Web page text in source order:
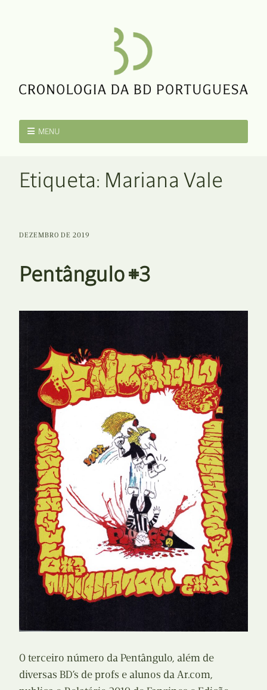
MENU
Etiqueta: Mariana Vale
DEZEMBRO DE 2019
Pentângulo #3
O terceiro número da Pentângulo, além de
diversas BD’s de profs e alunos da Ar.com,